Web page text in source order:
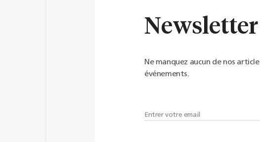
Newsletter
Ne manquez aucun de nos
événements.